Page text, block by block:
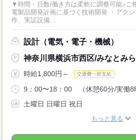
▼時間・日数/働き方は柔軟に調整可能♪ご相談くだ
電製品開発計画に基づく技術開発 ・アク
作、実証設備...
設計（電気・電子・機械）
神奈川県横浜市西区/みなとみら
時給1,800円～ 交通費一部支給
9：00〜18：00 （休憩60分/実働
土曜日 日曜日 祝日
もっと見る